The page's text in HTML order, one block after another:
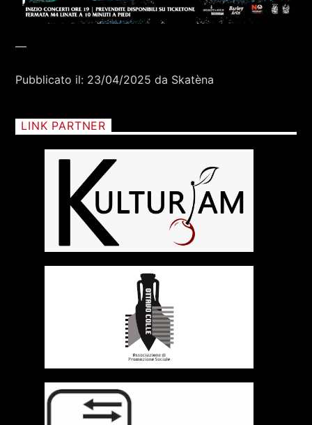
—
Pubblicato il: 23/04/2025 da Skatèna
LINK PARTNER